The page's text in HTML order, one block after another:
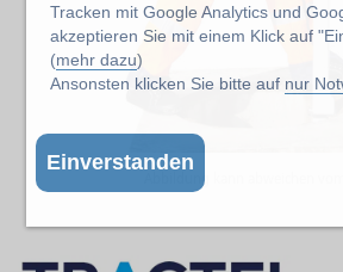
Tracken mit Google Analytics und
akzeptieren Sie mit einem Klick auf
(mehr dazu)
Ansonsten klicken Sie bitte auf nur
Einverstanden
Abbildung kann abweichen